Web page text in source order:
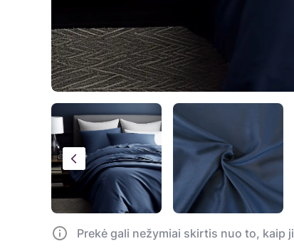
Prekė gali nežymiai skirtis nuo to, kaip